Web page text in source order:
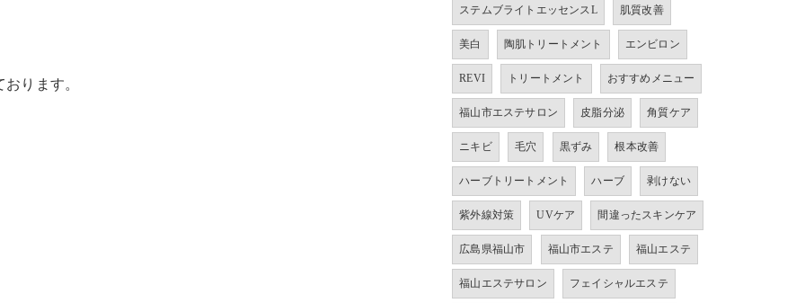
ります。
ステムブライトエッセンスL 肌質改善
美白 陶肌トリートメント エンビロン
REVI トリートメント おすすめメニュー
福山市エステサロン 皮脂分泌 角質ケア
ニキビ 毛穴 黒ずみ 根本改善
ハーブトリートメント ハーブ 剥けない
紫外線対策 UVケア 間違ったスキンケア
広島県福山市 福山市エステ 福山エステ
福山エステサロン フェイシャルエステ